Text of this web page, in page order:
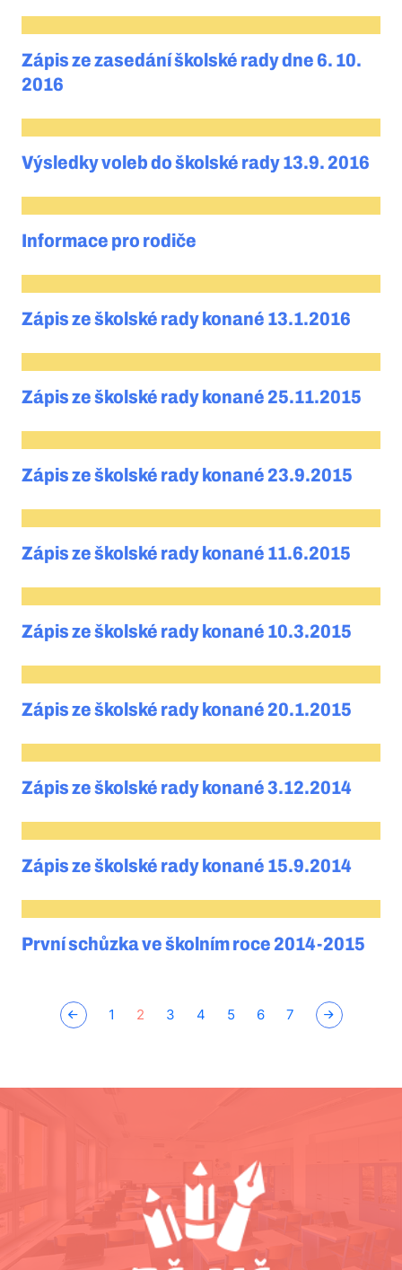
Zápis ze zasedání školské rady dne 6. 10.
2016
Výsledky voleb do školské rady 13.9. 2016
Informace pro rodiče
Zápis ze školské rady konané 13.1.2016
Zápis ze školské rady konané 25.11.2015
Zápis ze školské rady konané 23.9.2015
Zápis ze školské rady konané 11.6.2015
Zápis ze školské rady konané 10.3.2015
Zápis ze školské rady konané 20.1.2015
Zápis ze školské rady konané 3.12.2014
Zápis ze školské rady konané 15.9.2014
První schůzka ve školním roce 2014-2015
1 2 3 4 5 6 7